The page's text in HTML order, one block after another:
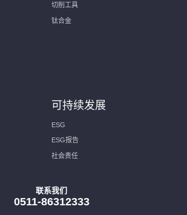
切削工具
钛合金
可持续发展
ESG
ESG报告
社会责任
联系我们
0511-86312333